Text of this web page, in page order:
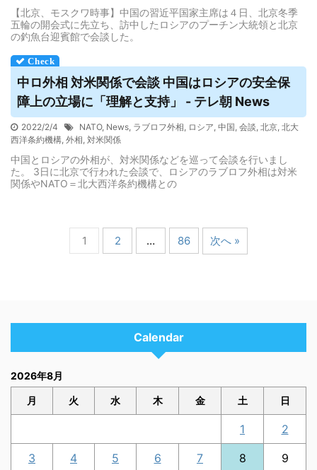
【北京、モスクワ時事】中国の習近平国家主席は４日、北京冬季
五輪の開会式に先立ち、訪中したロシアのプーチン大統領と北京
の釣魚台迎賓館で会談した。
中ロ外相 対米関係で会談 中国はロシアの安全保
障上の立場に「理解と支持」 - テレ朝 News
2022/2/4 NATO, News, ラブロフ外相, ロシア, 中国, 会談, 北京, 北大
西洋条約機構, 外相, 対米関係
中国とロシアの外相が、対米関係などを巡って会談を行いまし
た。 3日に北京で行われた会談で、ロシアのラブロフ外相は対米
関係やNATO＝北大西洋条約機構との
1 2 … 86 次へ »
Calendar
2026年8月
月 火 水 木 金 土 日
1 2
3 4 5 6 7 8 9